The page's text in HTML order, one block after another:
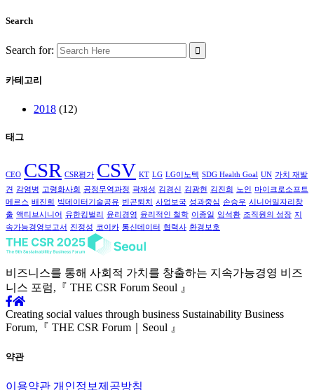
Search
Search for:
카테고리
2018 (12)
태그
CEO CSR CSR평가 CSV KT LG LG이노텍 SDG Health Goal UN 가치 재발
견
감염병 고령화사회 공정무역과정 곽재성 김경신 김광현 김진희 노인
마이크로소프트
메르스 배진희 빅데이터기술공유 빈곤퇴치 사업보국 성과중심 손승우 시니어일자리창
출 액티브시니어 유한킴벌리 윤리경영 윤리적인 철학 이종일 임석환 조직원의 성장 지
속가능경영보고서
진정성 코이카 통신데이터 협력사 환경보호
비즈니스를 통해 사회적 가치를 창출하는 지속가능경영 비즈
니스 포럼, 『 THE CSR Forum Seoul 』
Creating social values through business Sustainability Business
Forum, 『 THE CSR Forum｜Seoul 』
약관
이용약관 개인정보제공방침